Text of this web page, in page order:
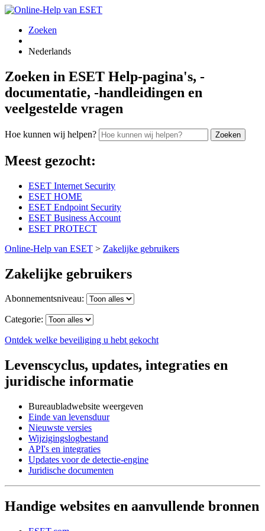
Zoeken
Nederlands
Zoeken in ESET Help-pagina's, -
documentatie, -handleidingen en
veelgestelde vragen
Hoe kunnen wij helpen? Zoeken
Meest gezocht:
ESET Internet Security
ESET HOME
ESET Endpoint Security
ESET Business Account
ESET PROTECT
Online-Help van ESET > Zakelijke gebruikers
Zakelijke gebruikers
Abonnementsniveau:
Categorie:
Ontdek welke beveiliging u hebt gekocht
Levenscyclus, updates, integraties en
juridische informatie
Bureaubladwebsite weergeven
Einde van levensduur
Nieuwste versies
Wijzigingslogbestand
API's en integraties
Updates voor de detectie-engine
Juridische documenten
Handige websites en aanvullende bronnen